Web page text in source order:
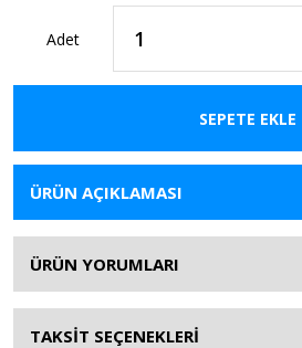
Adet
SEPETE EKLE
ÜRÜN AÇIKLAMASI
ÜRÜN YORUMLARI
TAKSİT SEÇENEKLERİ